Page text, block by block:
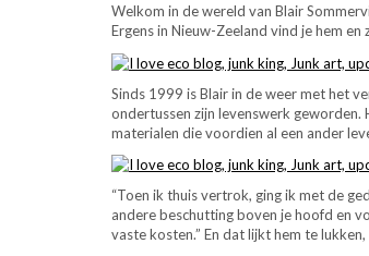
Welkom in de wereld van Blair
Ergens in Nieuw-Zeeland vind je hem en
Sinds 1999 is Blair in de weer met het
ondertussen zijn levenswerk
materialen die voordien al een ander
“Toen ik thuis vertrok, ging ik met de
andere beschutting boven je hoofd en
vaste kosten.” En dat lijkt hem te